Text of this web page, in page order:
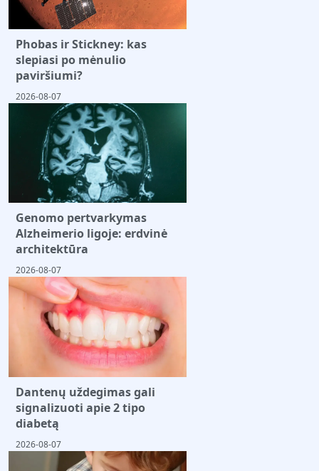
Phobas ir Stickney: kas
slepiasi po mėnulio
paviršiumi?
2026-08-07
Genomo pertvarkymas
Alzheimerio ligoje: erdvinė
architektūra
2026-08-07
Dantenų uždegimas gali
signalizuoti apie 2 tipo
diabetą
2026-08-07